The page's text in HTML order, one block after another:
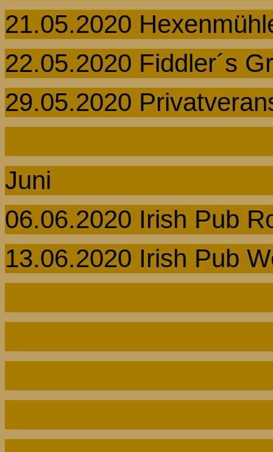
21.05.2020
22.05.2020 Fiddler´s
29.05.2020
Juni
06.06.2020 Irish Pub
13.06.2020 Irish Pub